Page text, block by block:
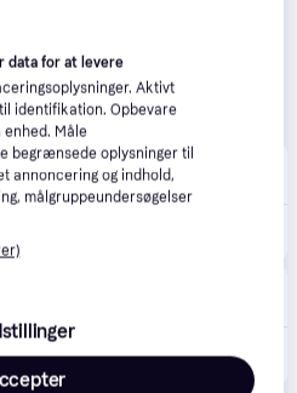
Bosch BIC7101B1 Serie 8 Tilbehør Til Ovne
Eller 3 betalinger af 2.666 kr.
data for at levere
Aktivt
identifikation. Opbevare
Måle
begrænsede oplysninger til
annoncering og indhold,
målgruppeundersøgelser